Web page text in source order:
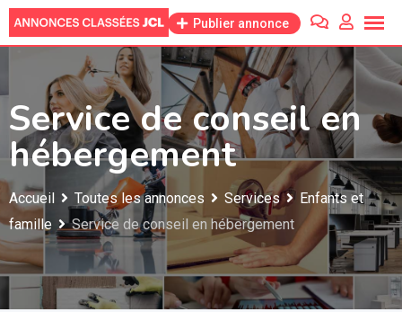
Skip
to
Publier annonce
Service de conseil en
hébergement
Accueil Toutes les annonces Services
Enfants et
famille
Service de conseil en hébergement